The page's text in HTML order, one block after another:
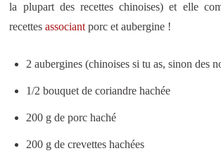
la plupart des recettes chinoises) et elle
recettesassociant porc et aubergine !
2 aubergines (chinoises si tu as, sinon des
1/2 bouquet de coriandre hachée
200 g de porc haché
200 g de crevettes hachées